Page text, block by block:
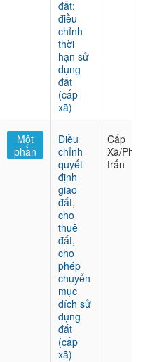
đất;
điều
chỉnh
thời
hạn sử
dụng
đất
(cấp
xã)
Một
phần
Điều
chỉnh
quyết
định
giao
đất,
cho
thuê
đất,
cho
phép
chuyển
mục
đích sử
dụng
đất
(cấp
xã)
Cấp
Xã/
trấn